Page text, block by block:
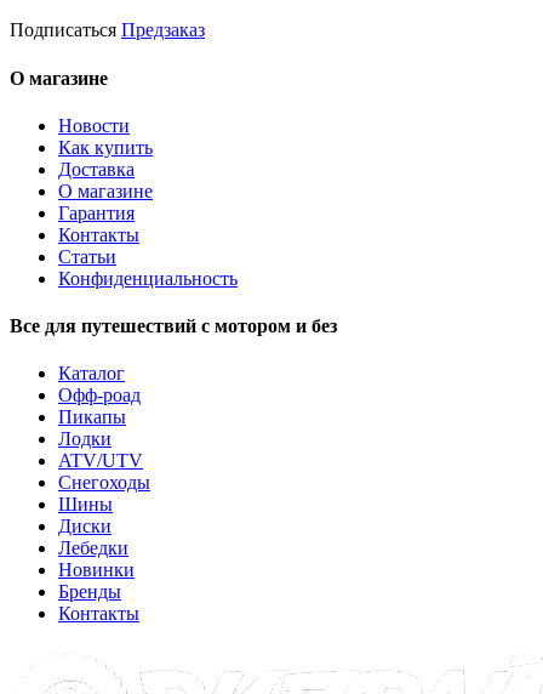
Подписаться Предзаказ
О магазине
Новости
Как купить
Доставка
О магазине
Гарантия
Контакты
Статьи
Конфиденциальность
Все для путешествий с мотором и без
Каталог
Офф-роад
Пикапы
Лодки
ATV/UTV
Снегоходы
Шины
Диски
Лебедки
Новинки
Бренды
Контакты